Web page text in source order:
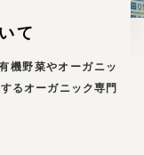
て
機野菜やオーガニッ
るオーガニック専門